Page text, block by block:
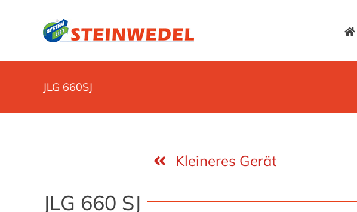
JLG 660SJ
Kleineres Gerät
JLG 660 SJ